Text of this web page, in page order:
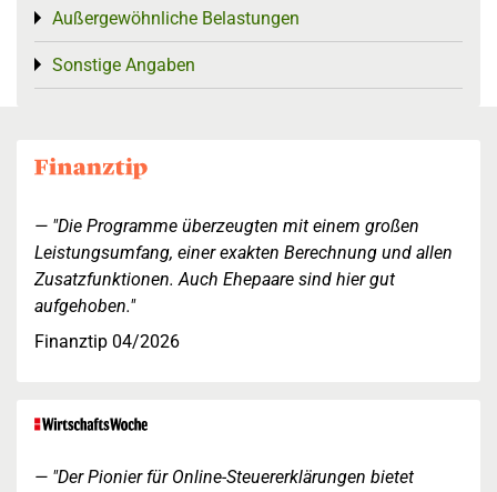
Außergewöhnliche Belastungen
Toggle menu
Sonstige Angaben
Toggle menu
"Die Programme überzeugten mit einem großen
Leistungsumfang, einer exakten Berechnung und allen
Zusatzfunktionen. Auch Ehepaare sind hier gut
aufgehoben."
Finanztip 04/2026
"Der Pionier für Online-Steuererklärungen bietet